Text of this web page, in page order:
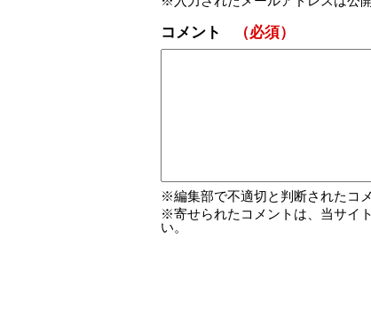
コメント （必須）
編集部で不適切と判断されたコ
寄せられたコメントは、当サイ
い。